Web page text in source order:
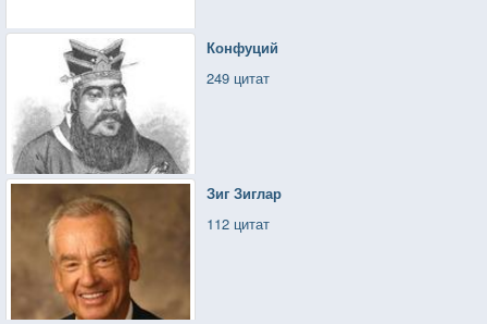
Конфуций
249 цитат
Зиг Зиглар
112 цитат